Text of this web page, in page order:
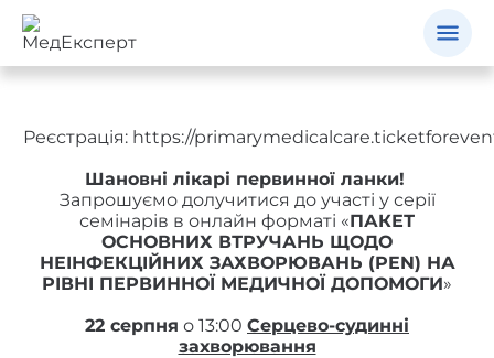
Реєстрація: https://
Шановні лікарі первинної ланки!
Запрошуємо долучитися до участі у серії
семінарів в онлайн форматі «ПАКЕТ
ОСНОВНИХ ВТРУЧАНЬ ЩОДО
НЕІНФЕКЦІЙНИХ ЗАХВОРЮВАНЬ (PEN) НА
РІВНІ ПЕРВИННОЇ МЕДИЧНОЇ ДОПОМОГИ»
22 серпня о 13:00 Серцево-судинні
захворювання